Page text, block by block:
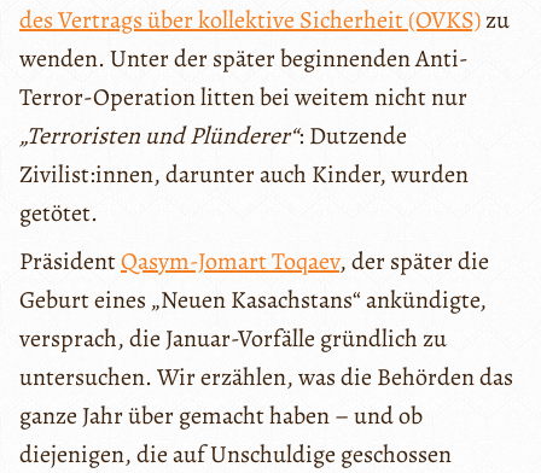
des Vertrags über kollektive Sicherheit (OVKS)zu
wenden. Unter der später beginnenden Anti-
Terror-Operation litten bei weitem nicht nur
„Terroristen und Plünderer“: Dutzende
Zivilist:innen, darunter auch Kinder, wurden
getötet.
PräsidentQasym-Jomart Toqaev, der später die
Geburt eines „Neuen Kasachstans“ ankündigte,
versprach, die Januar-Vorfälle gründlich zu
untersuchen. Wir erzählen, was die Behörden das
ganze Jahr über gemacht haben – und ob
diejenigen, die auf Unschuldige geschossen